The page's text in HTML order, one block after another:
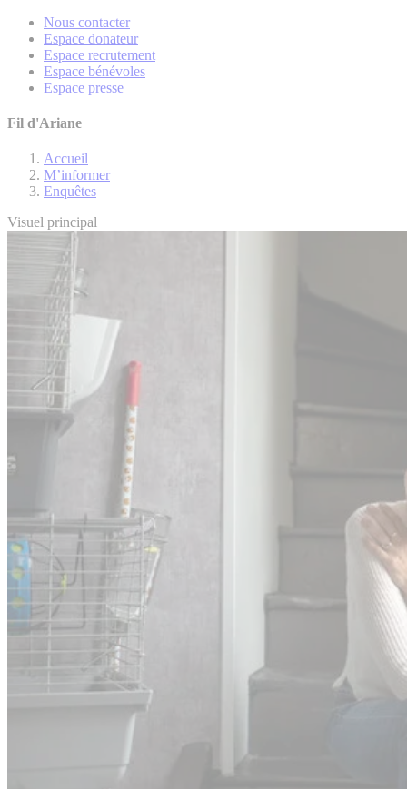
Nous contacter
Espace donateur
Espace recrutement
Espace bénévoles
Espace presse
Fil d'Ariane
Accueil
M’informer
Enquêtes
Visuel principal